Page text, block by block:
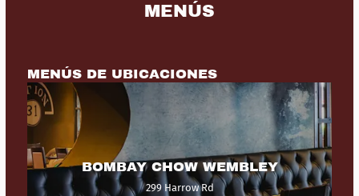
MENÚS
MENÚS DE UBICACIONES
BOMBAY CHOW WEMBLEY
299 Harrow Rd